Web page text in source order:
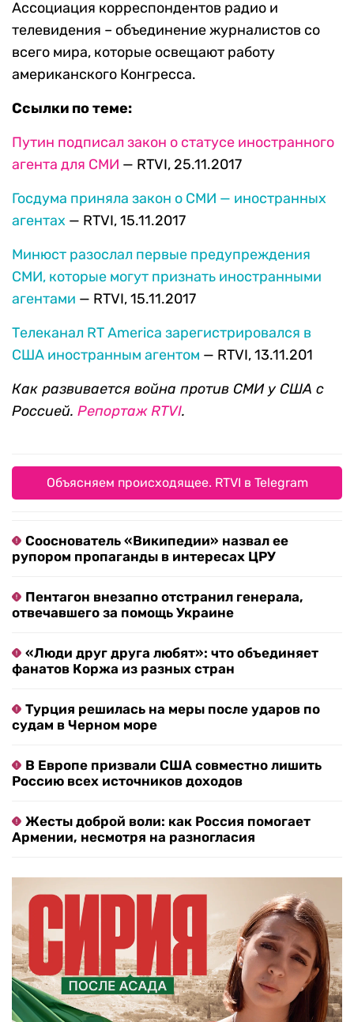
Ассоциация корреспондентов радио и
телевидения – объединение журналистов со
всего мира, которые освещают работу
американского Конгресса.
Ссылки по теме:
Путин подписал закон о статусе иностранного
агента для СМИ — RTVI, 25.11.2017
Госдума приняла закон о СМИ — иностранных
агентах — RTVI, 15.11.2017
Минюст разослал первые предупреждения
СМИ, которые могут признать иностранными
агентами — RTVI, 15.11.2017
Телеканал RT America зарегистрировался в
США иностранным агентом — RTVI, 13.11.201
Как развивается война против СМИ у США с
Россией. Репортаж RTVI.
Объясняем происходящее. RTVI в Telegram
Сооснователь «Википедии» назвал ее
рупором пропаганды в интересах ЦРУ
Пентагон внезапно отстранил генерала,
отвечавшего за помощь Украине
«Люди друг друга любят»: что объединяет
фанатов Коржа из разных стран
Турция решилась на меры после ударов по
судам в Черном море
В Европе призвали США совместно лишить
Россию всех источников доходов
Жесты доброй воли: как Россия помогает
Армении, несмотря на разногласия